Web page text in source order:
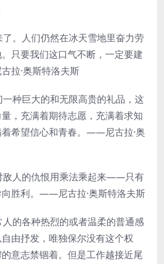
。人们仍然在冰天雪地里奋力劳
只要我们这口气不断，一定要建
拉·奥斯特洛夫斯
种巨大的和无限高贵的礼品，这
，充满着期待志愿，充满着求知
希望信心和青春。——尼古拉·奥
敌人的仇恨用乘法乘起来——只有
胜利。——尼古拉·奥斯特洛夫斯
的各种热烈的或者温柔的普通感
由抒发，唯独保尔没有这个权
意志禁锢着。但是工作越接近尾